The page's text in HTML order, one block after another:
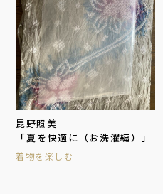
昆野照美
「夏を快適に（お洗濯編）」
着物を楽しむ